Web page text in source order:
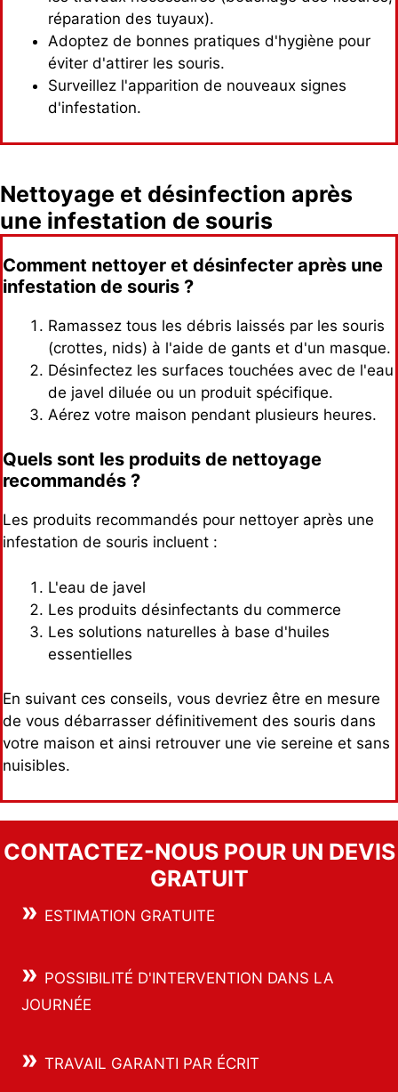
réparation des tuyaux).
Adoptez de bonnes pratiques d'hygiène pour
éviter d'attirer les souris.
Surveillez l'apparition de nouveaux signes
d'infestation.
Nettoyage et désinfection après
une infestation de souris
Comment nettoyer et désinfecter après une
infestation de souris ?
Ramassez tous les débris laissés par les souris
(crottes, nids) à l'aide de gants et d'un masque.
Désinfectez les surfaces touchées avec de l'eau
de javel diluée ou un produit spécifique.
Aérez votre maison pendant plusieurs heures.
Quels sont les produits de nettoyage
recommandés ?
Les produits recommandés pour nettoyer après une
infestation de souris incluent :
L'eau de javel
Les produits désinfectants du commerce
Les solutions naturelles à base d'huiles
essentielles
En suivant ces conseils, vous devriez être en mesure
de vous débarrasser définitivement des souris dans
votre maison et ainsi retrouver une vie sereine et sans
nuisibles.
CONTACTEZ-NOUS POUR UN DEVIS
GRATUIT
» ESTIMATION GRATUITE
» POSSIBILITÉ D'INTERVENTION DANS LA
JOURNÉE
» TRAVAIL GARANTI PAR ÉCRIT